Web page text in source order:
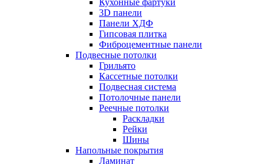
Кухонные фартуки
3D панели
Панели ХДФ
Гипсовая плитка
Фиброцементные панели
Подвесные потолки
Грильято
Кассетные потолки
Подвесная система
Потолочные панели
Реечные потолки
Раскладки
Рейки
Шины
Напольные покрытия
Ламинат